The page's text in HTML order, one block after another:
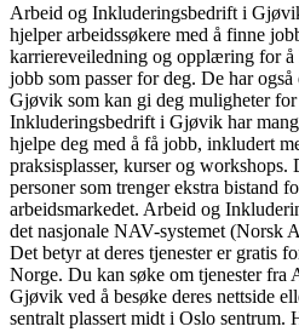
Arbeid og Inkluderingsbedrift i
hjelper arbeidssøkere med å finne
karriereveiledning og opplæring for å
jobb som passer for deg. De har
Gjøvik som kan gi deg muligheter for
Inkluderingsbedrift i Gjøvik har
hjelpe deg med å få jobb, inkludert
praksisplasser, kurser og workshops.
personer som trenger ekstra bistand
arbeidsmarkedet. Arbeid og
det nasjonale NAV-systemet (Norsk
Det betyr at deres tjenester er gratis
Norge. Du kan søke om tjenester
Gjøvik ved å besøke deres nettside
sentralt plassert midt i Oslo sentrum.